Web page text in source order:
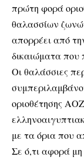
πρώτη φορά
θαλασσίων
απορρέει από
δικαιώματα που
Οι θαλάσσιες
οριοθέτησης
με τα όρια που
Σε ό,τι αφορά μη